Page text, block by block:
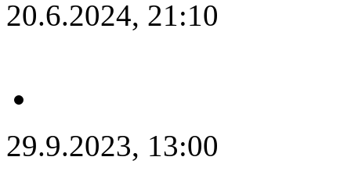
20.6.2024, 21:10
29.9.2023, 13:00